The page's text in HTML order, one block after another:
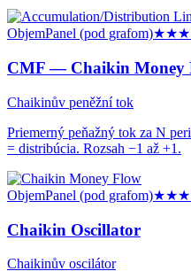
ObjemPanel (pod grafom)★★★
CMF — Chaikin Money
Chaikinův peněžní tok
Priemerný peňažný tok za N
= distribúcia. Rozsah −1 až +1.
ObjemPanel (pod grafom)★★★
Chaikin Oscillator
Chaikinův oscilátor